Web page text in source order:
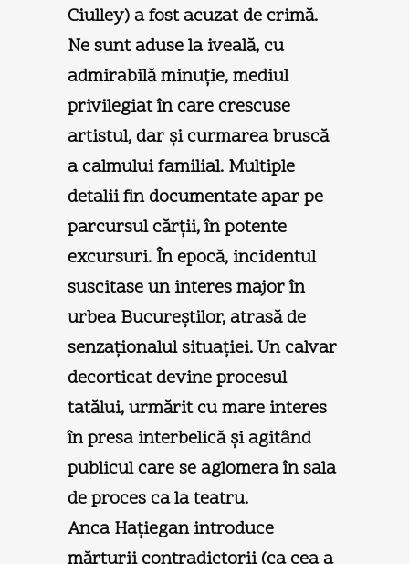
Ciulley) a fost acuzat de crimă.
Ne sunt aduse la iveală, cu
admirabilă minuţie, mediul
privilegiat în care crescuse
artistul, dar şi curmarea bruscă
a calmului familial. Multiple
detalii fin documentate apar pe
parcursul cărţii, în potente
excursuri. În epocă, incidentul
suscitase un interes major în
urbea Bucureştilor, atrasă de
senzaţionalul situaţiei. Un calvar
decorticat devine procesul
tatălui, urmărit cu mare interes
în presa interbelică şi agitând
publicul care se aglomera în sala
de proces ca la teatru.
Anca Haţiegan introduce